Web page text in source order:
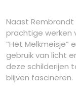
Naast
prachtige werken
“Het Melkmeisje”
gebruik van licht
deze schilderijen
blijven fascineren.